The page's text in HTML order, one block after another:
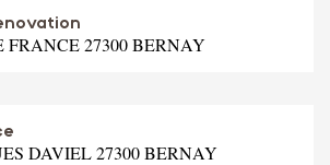
FRANCE 27300 BERNAY
DAVIEL 27300 BERNAY